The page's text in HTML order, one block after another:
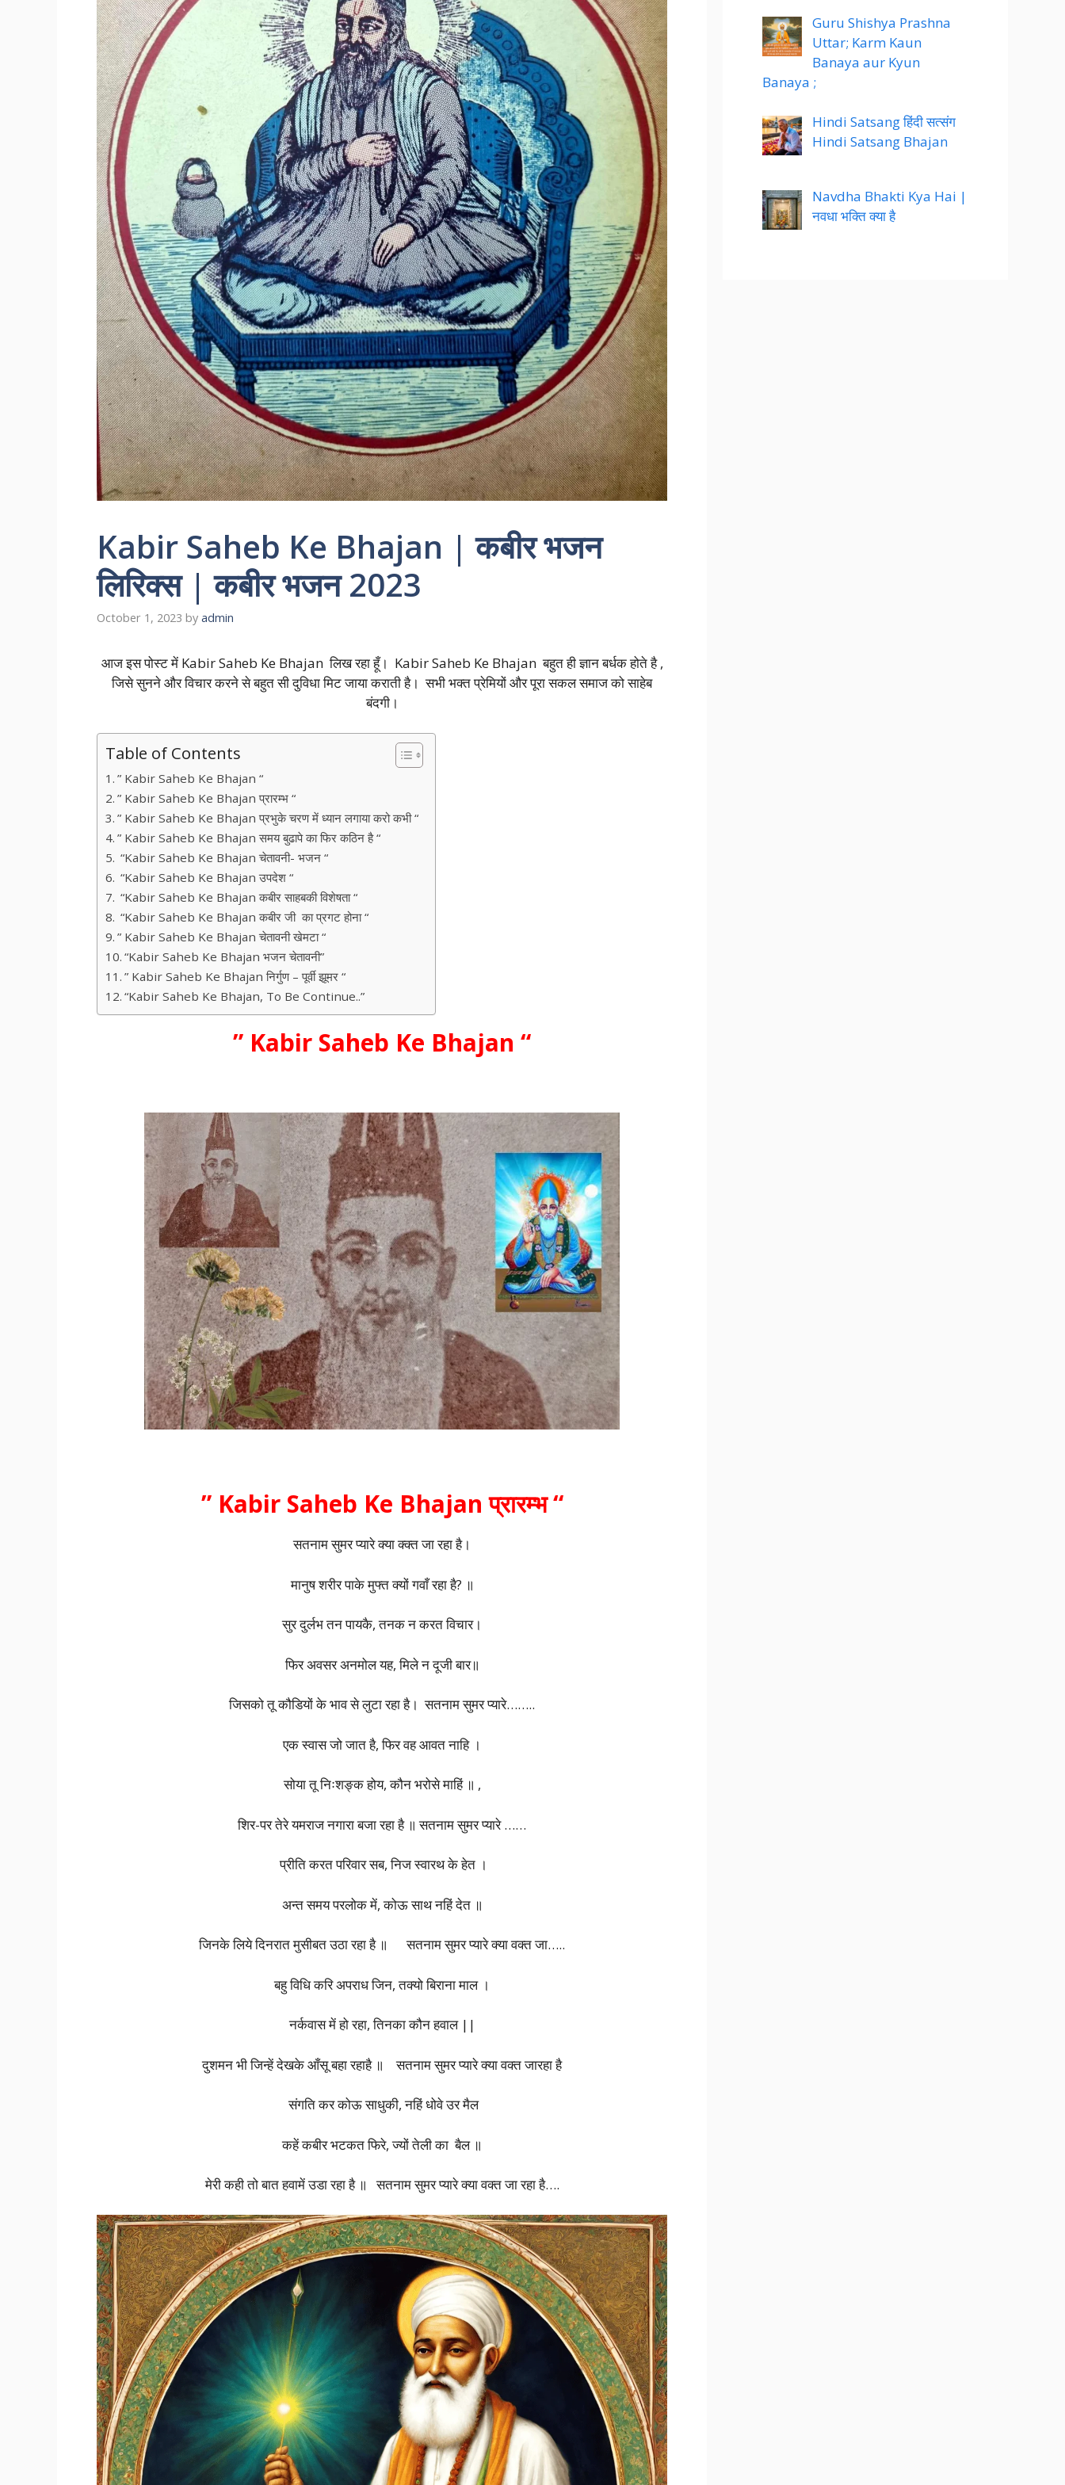
Kabir Saheb Ke Bhajan | कबीर भजन
लिरिक्स | कबीर भजन 2023
October 1, 2023 by admin
आज इस पोस्ट में Kabir Saheb Ke Bhajan लिख रहा हूँ। Kabir Saheb Ke Bhajan बहुत ही ज्ञान बर्धक होते है ,
जिसे सुनने और विचार करने से बहुत सी दुविधा मिट जाया कराती है। सभी भक्त प्रेमियों और पूरा सकल समाज को साहेब
बंदगी।
Table of Contents
” Kabir Saheb Ke Bhajan “
” Kabir Saheb Ke Bhajan प्रारम्भ “
” Kabir Saheb Ke Bhajan प्रभुके चरण में ध्यान लगाया करो कभी “
” Kabir Saheb Ke Bhajan समय बुढापे का फिर कठिन है “
“Kabir Saheb Ke Bhajan चेतावनी- भजन “
“Kabir Saheb Ke Bhajan उपदेश “
“Kabir Saheb Ke Bhajan कबीर साहबकी विशेषता “
“Kabir Saheb Ke Bhajan कबीर जी का प्रगट होना “
” Kabir Saheb Ke Bhajan चेतावनी खेमटा “
“Kabir Saheb Ke Bhajan भजन चेतावनी”
” Kabir Saheb Ke Bhajan निर्गुण – पूर्वी झूमर “
“Kabir Saheb Ke Bhajan, To Be Continue..”
” Kabir Saheb Ke Bhajan “
” Kabir Saheb Ke Bhajan प्रारम्भ “
सतनाम सुमर प्यारे क्या क्क्त जा रहा है।
मानुष शरीर पाके मुफ्त क्यों गवाँ रहा है? ॥
सुर दुर्लभ तन पायकै, तनक न करत विचार।
फिर अवसर अनमोल यह, मिले न दूजी बार॥
जिसको तू कौडियों के भाव से लुटा रहा है। सतनाम सुमर प्यारे……..
एक स्वास जो जात है, फिर वह आवत नाहि ।
सोया तू निःशङ्क होय, कौन भरोसे माहिं ॥ ,
शिर-पर तेरे यमराज नगारा बजा रहा है ॥ सतनाम सुमर प्यारे ……
प्रीति करत परिवार सब, निज स्वारथ के हेत ।
अन्त समय परलोक में, कोऊ साथ नहिं देत ॥
जिनके लिये दिनरात मुसीबत उठा रहा है ॥ सतनाम सुमर प्यारे क्या वक्त जा…..
बहु विधि करि अपराध जिन, तक्यो बिराना माल ।
नर्कवास में हो रहा, तिनका कौन हवाल ||
दुशमन भी जिन्हें देखके आँसू बहा रहाहै ॥ सतनाम सुमर प्यारे क्या वक्त जारहा है
संगति कर कोऊ साधुकी, नहिं धोवे उर मैल
कहें कबीर भटकत फिरे, ज्यों तेली का बैल ॥
मेरी कही तो बात हवामें उडा रहा है ॥ सतनाम सुमर प्यारे क्या वक्त जा रहा है….
Guru Shishya Prashna
Uttar; Karm Kaun
Banaya aur Kyun
Banaya ;
Hindi Satsang हिंदी सत्संग
Hindi Satsang Bhajan
Navdha Bhakti Kya Hai |
नवधा भक्ति क्या है